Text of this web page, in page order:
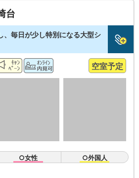
台
、毎日が少し特別になる大型シ
空室予定
○女性 ○外国人